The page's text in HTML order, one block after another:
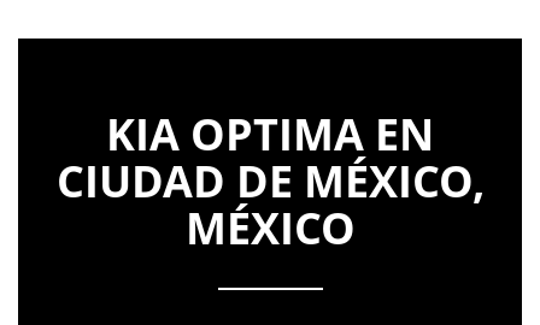
KIA OPTIMA EN
CIUDAD DE MÉXICO,
MÉXICO